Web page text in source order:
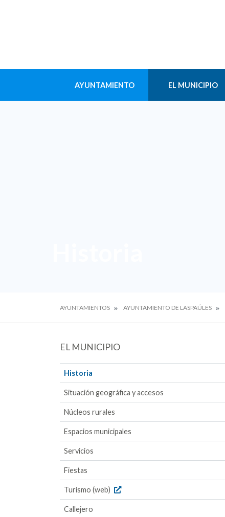
AYUNTAMIENTO EL MUNICIPIO
AYUNTAMIENTOS AYUNTAMIENTO DE LASPAÚLES
EL MUNICIPIO
Historia
Situación geográfica y accesos
Núcleos rurales
Espacios municipales
Servicios
Fiestas
Turismo (web)
Callejero